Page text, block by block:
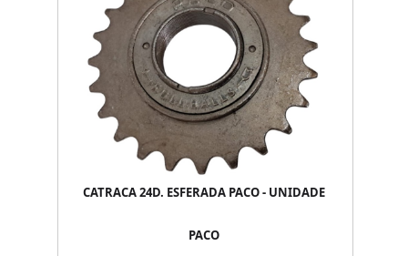
CATRACA 24D. ESFERADA PACO - UNIDADE
PACO